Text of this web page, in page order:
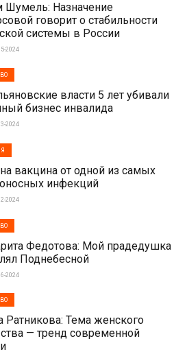
Шумель: Назначение
говорит о стабильности
системы в России
2024
власти 5 лет убивали
бизнес инвалида
2024
вакцина от одной из самых
инфекций
2024
Федотова: Мой прадедушка
Поднебесной
2024
Ратникова: Тема женского
— тренд современной